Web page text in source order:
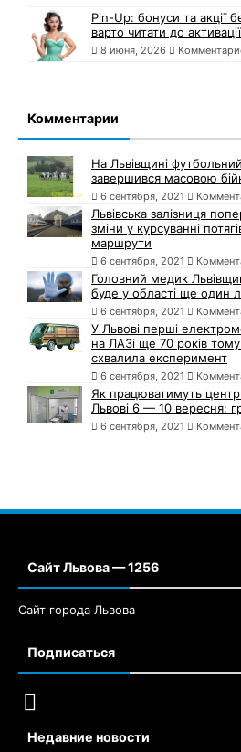
Pin-Up: бонуси та акції
варто читати до активації
8 июня, 2026
Комментарии
На Львівщині
завершився масовою
6 сентября, 2021
Львівська залізниця
зміни у курсуванні
маршрути
6 сентября, 2021
Головний медик
буде у області ще один
6 сентября, 2021
У Львові перші
на ЛАЗі ще 70 років
схвалила експеримент
6 сентября, 2021
Як працюватимуть
Львові 6 — 10 вересня:
6 сентября, 2021
Сайт Львова — 1256
Сайт города Львова
Подписаться
Недавние новости